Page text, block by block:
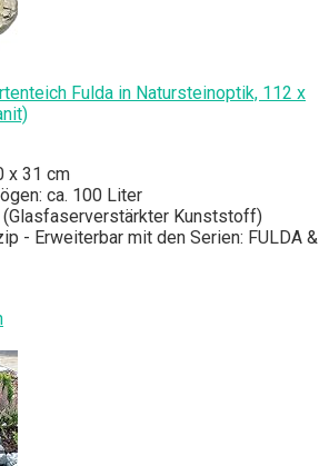
Fulda in Natursteinoptik, 112 x
x 31 cm
ca. 100 Liter
(Glasfaserverstärkter Kunststoff)
- Erweiterbar mit den Serien: FULDA &